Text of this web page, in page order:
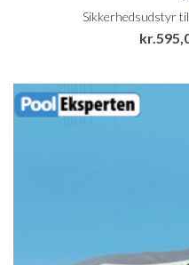
Sikkerhedsudstyr
kr.